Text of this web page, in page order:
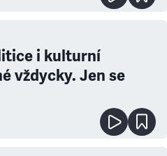
i kulturní
vždycky. Jen se